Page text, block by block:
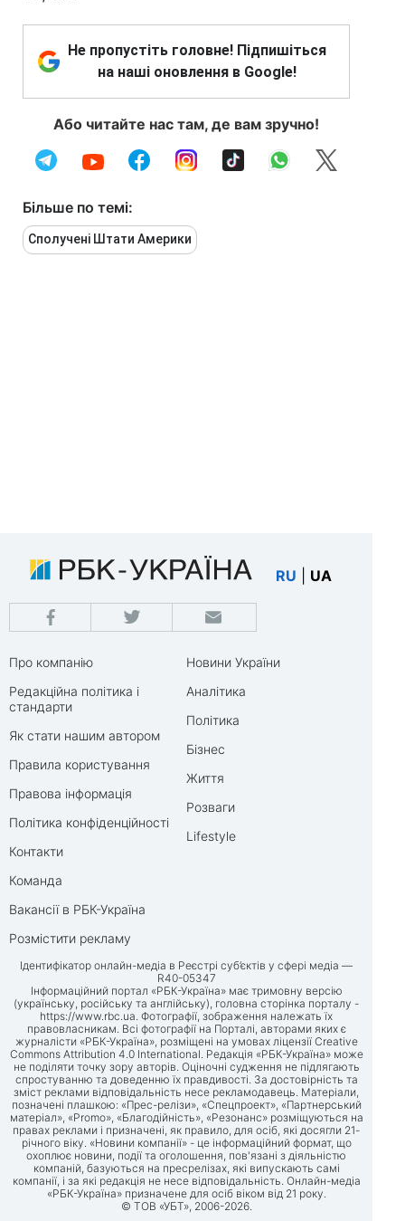
Не пропустіть головне! Підпишіться
на наші оновлення в Google!
Або читайте нас там, де вам зручно!
Більше по темі:
Сполучені Штати Америки
RU UA
Про компанію
Редакційна політика і
стандарти
Як стати нашим автором
Правила користування
Правова інформація
Політика конфіденційності
Контакти
Команда
Вакансії в РБК-Україна
Розмістити рекламу
Новини України
Аналітика
Політика
Бізнес
Життя
Розваги
Lifestyle
Ідентифікатор онлайн-медіа в Реєстрі суб’єктів у сфері медіа —
R40-05347
Інформаційний портал «РБК-Україна» має тримовну версію
(українську, російську та англійську), головна сторінка порталу -
https://www.rbc.ua. Фотографії, зображення належать їх
правовласникам. Всі фотографії на Порталі, авторами яких є
журналісти «РБК-Україна», розміщені на умовах ліцензії Creative
Commons Attribution 4.0 International. Редакція «РБК-Україна» може
не поділяти точку зору авторів. Оціночні судження не підлягають
спростуванню та доведенню їх правдивості. За достовірність та
зміст реклами відповідальність несе рекламодавець. Матеріали,
позначені плашкою: «Прес-релізи», «Спецпроект», «Партнерський
матеріал», «Promo», «Благодійність», «Резонанс» розміщуються на
правах реклами і призначені, як правило, для осіб, які досягли 21-
річного віку. «Новини компанії» - це інформаційний формат, що
охоплює новини, події та оголошення, пов'язані з діяльністю
компаній, базуються на пресрелізах, які випускають самі
компанії, і за які редакція не несе відповідальність. Онлайн-медіа
«РБК-Україна» призначене для осіб віком від 21 року.
© ТОВ «УБТ», 2006-2026.